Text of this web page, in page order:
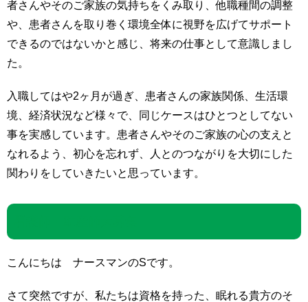
者さんやそのご家族の気持ちをくみ取り、他職種間の調整
や、患者さんを取り巻く環境全体に視野を広げてサポート
できるのではないかと感じ、将来の仕事として意識しまし
た。
入職してはや2ヶ月が過ぎ、患者さんの家族関係、生活環
境、経済状況など様々で、同じケースはひとつとしてない
事を実感しています。患者さんやそのご家族の心の支えと
なれるよう、初心を忘れず、人とのつながりを大切にした
関わりをしていきたいと思っています。
こんにちは ナースマンのSです。
さて突然ですが、私たちは資格を持った、眠れる貴方のそ